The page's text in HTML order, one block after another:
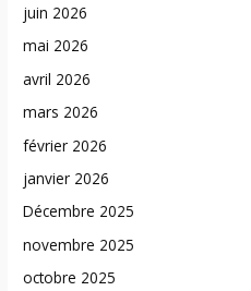
juin 2026
mai 2026
avril 2026
mars 2026
février 2026
janvier 2026
Décembre 2025
novembre 2025
octobre 2025